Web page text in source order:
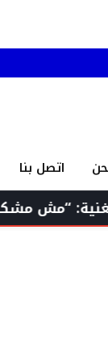
اتصل بنا
مشكلة